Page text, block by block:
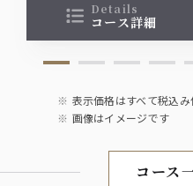
グレープフルーツ
コーラ
ジンジャーエール
details
コース詳細
表示価格はすべて税込み
画像はイメージです
コース